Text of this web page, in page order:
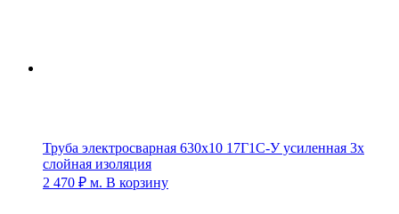
Труба электросварная 630х10 17Г1С-У усиленная 3х
слойная изоляция
2 470 ₽ м. В корзину